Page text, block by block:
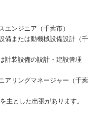
エンジニア（千葉市）
備または動機械設備設計（千
計装設備の設計・建設管理
アリングマネージャー（千葉
主とした出張があります。